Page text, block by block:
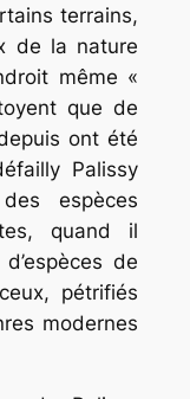
terrains,
de la nature
même «
que de
ont été
Palissy
espèces
quand il
de
pétrifiés
modernes